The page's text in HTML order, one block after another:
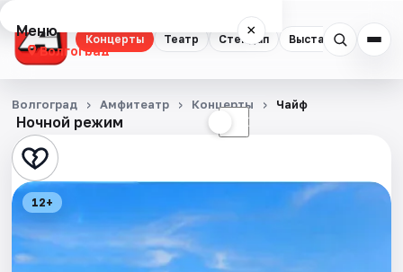
Концерты Театр Стендап Выставки
Меню ×
Волгоград
Концерты
Театр
Стендап
Выставки
Квесты
Ночной режим ☾
Волгоград Амфитеатр Концерты Чайф
12+